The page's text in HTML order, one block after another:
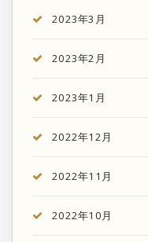
2023年3月
2023年2月
2023年1月
2022年12月
2022年11月
2022年10月